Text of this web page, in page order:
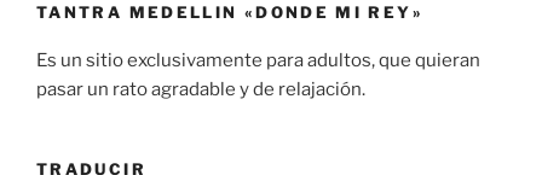
TANTRA MEDELLIN «DONDE MI REY»
Es un sitio exclusivamente para adultos, que quieran
pasar un rato agradable y de relajación.
TRADUCIR